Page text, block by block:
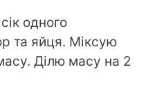
одного
та яйця. Міксую
Ділю масу на 2